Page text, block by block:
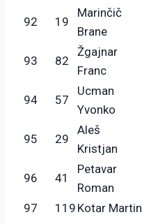
92 19
Marinčič
Brane
93 82
Žgajnar
Franc
94 57
Ucman
Yvonko
95 29
Aleš
Kristjan
96 41
Petavar
Roman
97 119 Kotar Martin